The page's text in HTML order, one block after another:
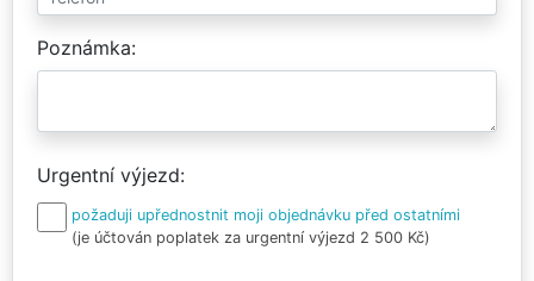
Poznámka
Urgentní výjezd
požaduji upřednostnit moji objednávku před ostatními
(je účtován poplatek za urgentní výjezd 2 500 Kč)